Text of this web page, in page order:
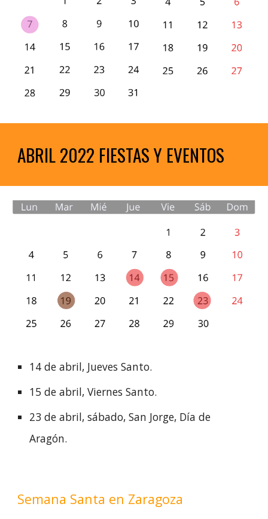
ABRIL 2022 FIESTAS Y EVENTOS
14 de abril, Jueves Santo.
15 de abril, Viernes Santo.
23 de abril, sábado, San Jorge, Día de
Aragón.
Semana Santa en Zaragoza